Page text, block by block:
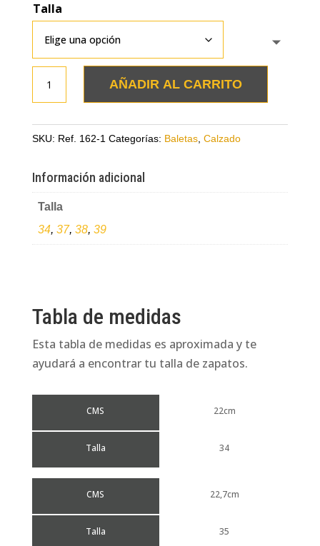
Talla
cuero
cantidad
AÑADIR AL CARRITO
SKU: Ref. 162-1 Categorías: Baletas, Calzado
Información adicional
Talla
34, 37, 38, 39
Tabla de medidas
Esta tabla de medidas es aproximada y te
ayudará a encontrar tu talla de zapatos.
CMS
Talla
22cm
34
CMS
Talla
22,7cm
35